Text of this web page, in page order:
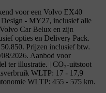
voor een Volvo EX40
- MY27, inclusief alle
Car Belux en zijn
opties en Delivery Pack.
Prijzen inclusief btw.
2026. Aanbod voor
ter illustratie. | CO₂-uitstoot
WLTP: 17 - 17,9
WLTP: 455 - 575 km.